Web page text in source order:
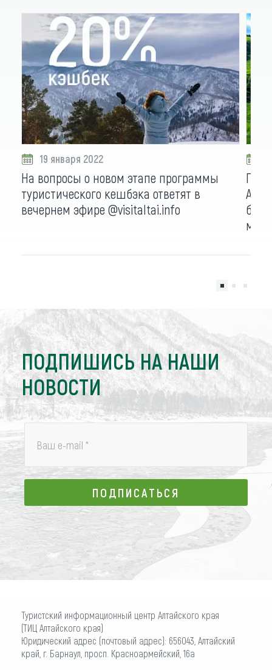
19 января 2022
На вопросы о новом этапе программы
туристического кешбэка ответят в
вечернем эфире @visitaltai.info
ПОДПИШИСЬ НА НАШИ
НОВОСТИ
Ваш e-mail *
ПОДПИСАТЬСЯ
ПОДПИСАТЬСЯ
Туристский информационный центр Алтайского края
(ТИЦ Алтайского края)
Юридический адрес (почтовый адрес): 656043, Алтайский
край, г. Барнаул, просп. Красноармейский, 16а